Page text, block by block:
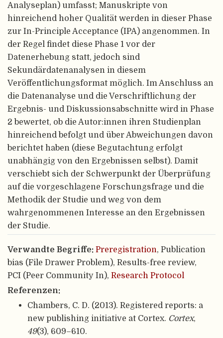
Analyseplan) umfasst; Manuskripte von
hinreichend hoher Qualität werden in dieser Phase
zur In-Principle Acceptance (IPA) angenommen. In
der Regel findet diese Phase 1 vor der
Datenerhebung statt, jedoch sind
Sekundärdatenanalysen in diesem
Veröffentlichungsformat möglich. Im Anschluss an
die Datenanalyse und die Verschriftlichung der
Ergebnis- und Diskussionsabschnitte wird in Phase
2 bewertet, ob die Autor:innen ihren Studienplan
hinreichend befolgt und über Abweichungen davon
berichtet haben (diese Begutachtung erfolgt
unabhängig von den Ergebnissen selbst). Damit
verschiebt sich der Schwerpunkt der Überprüfung
auf die vorgeschlagene Forschungsfrage und die
Methodik der Studie und weg von dem
wahrgenommenen Interesse an den Ergebnissen
der Studie.
Verwandte Begriffe: Preregistration, Publication
bias (File Drawer Problem), Results-free review,
PCI (Peer Community In), Research Protocol
Referenzen:
Chambers, C. D. (2013). Registered reports: a
new publishing initiative at Cortex. Cortex,
49(3), 609–610.